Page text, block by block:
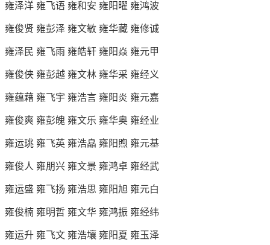
雍泽洋 雍飞语 雍和安 雍阳曜 雍鸿波
雍俊贤 雍彭泽 雍文敏 雍华藏 雍修诚
雍泽民 雍飞雨 雍皓轩 雍阳焱 雍元甲
雍俊侠 雍彭越 雍文林 雍华采 雍经义
雍蕴藉 雍飞宇 雍浩言 雍阳炎 雍元嘉
雍俊爽 雍彭魄 雍文乐 雍华奥 雍经业
雍运珧 雍飞英 雍浩皛 雍阳煦 雍元基
雍俊人 雍朋兴 雍文景 雍鸿卓 雍经武
雍运盛 雍飞扬 雍浩思 雍阳旭 雍元白
雍俊楠 雍明哲 雍文华 雍鸿振 雍经纬
雍运升 雍飞文 雍浩壤 雍阳夏 雍玉泽